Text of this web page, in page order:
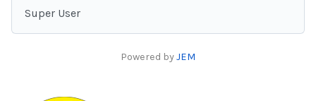
Super User
Powered byJEM